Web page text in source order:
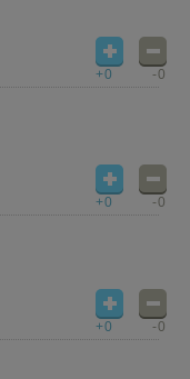
+0 -0
+0 -0
+0 -0